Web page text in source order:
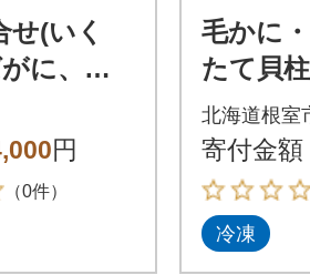
せ(いく
に、花
て、サ
円
（0件）
毛かに
たて貝
むき身
4
北海道根室
寄付金額
冷凍